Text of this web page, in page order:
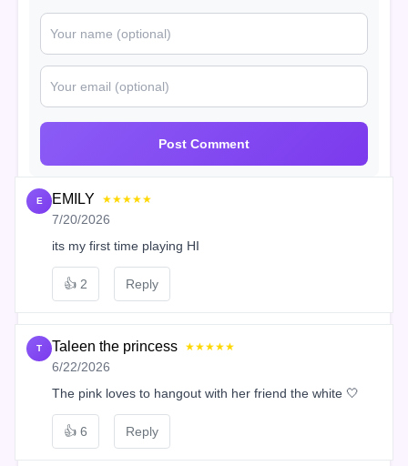
Post Comment
E EMILY ★★★★★
7/20/2026
its my first time playing HI
👍 2 Reply
T Taleen the princess ★★★★★
6/22/2026
The pink loves to hangout with her friend the white 🤍
👍 6 Reply